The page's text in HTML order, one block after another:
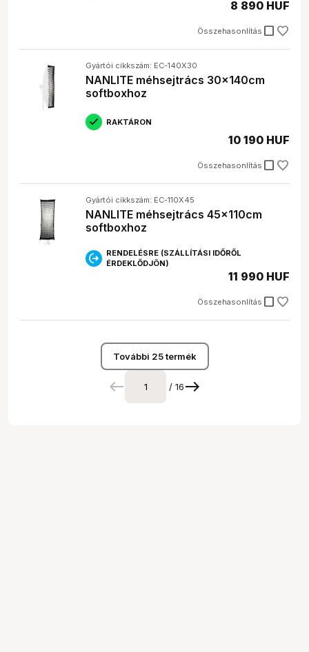
Összehasonlítás check_box_outline_blank
8 890 HUF
Gyártói cikkszám: EC-140X30
NANLITE méhsejtrács 30x140cm
softboxhoz
RAKTÁRON
Összehasonlítás check_box_outline_blank
10 190 HUF
Gyártói cikkszám: EC-110X45
NANLITE méhsejtrács 45x110cm
softboxhoz
RENDELÉSRE (SZÁLLÍTÁSI IDŐRŐL
ÉRDEKLŐDJÖN)
Összehasonlítás check_box_outline_blank
11 990 HUF
További 25 termék
/ 16